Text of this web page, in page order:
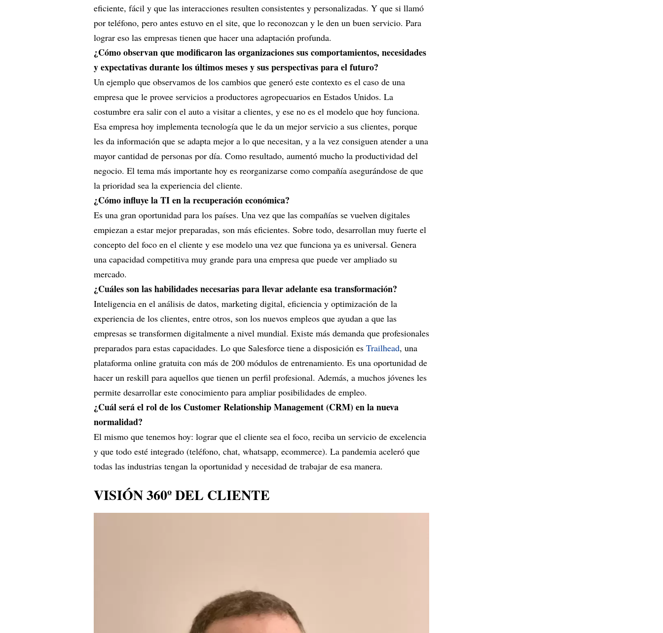
eficiente, fácil y que las interacciones resulten consistentes y personalizadas. Y que si llamó
por teléfono, pero antes estuvo en el site, que lo reconozcan y le den un buen servicio. Para
lograr eso las empresas tienen que hacer una adaptación profunda.
¿Cómo observan que modificaron las organizaciones sus comportamientos, necesidades
y expectativas durante los últimos meses y sus perspectivas para el futuro?
Un ejemplo que observamos de los cambios que generó este contexto es el caso de una
empresa que le provee servicios a productores agropecuarios en Estados Unidos. La
costumbre era salir con el auto a visitar a clientes, y ese no es el modelo que hoy funciona.
Esa empresa hoy implementa tecnología que le da un mejor servicio a sus clientes, porque
les da información que se adapta mejor a lo que necesitan, y a la vez consiguen atender a una
mayor cantidad de personas por día. Como resultado, aumentó mucho la productividad del
negocio. El tema más importante hoy es reorganizarse como compañía asegurándose de que
la prioridad sea la experiencia del cliente.
¿Cómo influye la TI en la recuperación económica?
Es una gran oportunidad para los países. Una vez que las compañías se vuelven digitales
empiezan a estar mejor preparadas, son más eficientes. Sobre todo, desarrollan muy fuerte el
concepto del foco en el cliente y ese modelo una vez que funciona ya es universal. Genera
una capacidad competitiva muy grande para una empresa que puede ver ampliado su
mercado.
¿Cuáles son las habilidades necesarias para llevar adelante esa transformación?
Inteligencia en el análisis de datos, marketing digital, eficiencia y optimización de la
experiencia de los clientes, entre otros, son los nuevos empleos que ayudan a que las
empresas se transformen digitalmente a nivel mundial. Existe más demanda que profesionales
preparados para estas capacidades. Lo que Salesforce tiene a disposición es Trailhead, una
plataforma online gratuita con más de 200 módulos de entrenamiento. Es una oportunidad de
hacer un reskill para aquellos que tienen un perfil profesional. Además, a muchos jóvenes les
permite desarrollar este conocimiento para ampliar posibilidades de empleo.
¿Cuál será el rol de los Customer Relationship Management (CRM) en la nueva
normalidad?
El mismo que tenemos hoy: lograr que el cliente sea el foco, reciba un servicio de excelencia
y que todo esté integrado (teléfono, chat, whatsapp, ecommerce). La pandemia aceleró que
todas las industrias tengan la oportunidad y necesidad de trabajar de esa manera.
VISIÓN 360º DEL CLIENTE